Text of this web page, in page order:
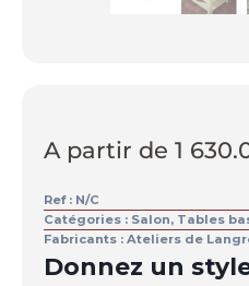
A partir de 1
Ref : N/C
Catégories : Salon, Tables
Fabricants : Ateliers de
Donnez un